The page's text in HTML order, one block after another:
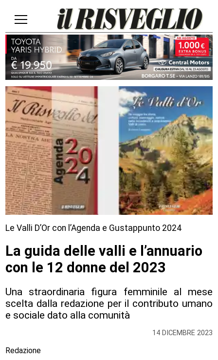
14 DICEMBRE 2023
Le Valli D’Or con l’Agenda e Gustappunto 2024
La guida delle valli e l’annuario
con le 12 donne del 2023
Una straordinaria figura femminile al mese
scelta dalla redazione per il contributo umano
e sociale dato alla comunità
Redazione